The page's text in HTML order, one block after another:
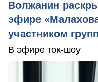
Волжанин
эфире
участником
В эфире ток-шоу